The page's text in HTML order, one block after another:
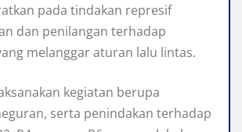
pada tindakan represif
dan penilangan terhadap
melanggar aturan lalu lintas.
kegiatan berupa
serta penindakan terhadap